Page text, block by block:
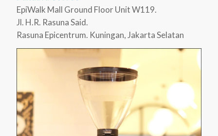
EpiWalk Mall Ground Floor Unit W119.
Jl. H.R. Rasuna Said.
Rasuna Epicentrum. Kuningan, Jakarta Selatan